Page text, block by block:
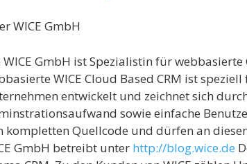
WICE GmbH
WICE GmbH ist Spezialistin für
WICE Cloud Based CRM ist
entwickelt und zeichnet sich
sowie einfache
kompletten Quellcode und dürfen an
GmbH betreibt unter http://blog.wice.de